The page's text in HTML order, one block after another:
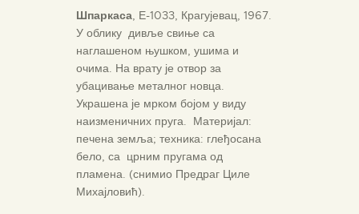
Шпаркаса, Е-1033, Крагујевац, 1967.
У облику дивље свиње са
наглашеном њушком, ушима и
очима. На врату је отвор за
убацивање металног новца.
Украшена је мрком бојом у виду
наизменичних пруга. Материјал:
печена земља; техника: глеђосана
бело, са црним пругама од
пламена. (снимио Предраг Циле
Михајловић).